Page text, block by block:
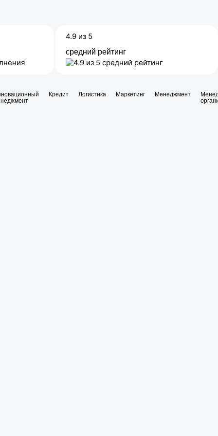
4.9 из 5
средний рейтинг
Кредит Логистика Маркетинг Менеджмент